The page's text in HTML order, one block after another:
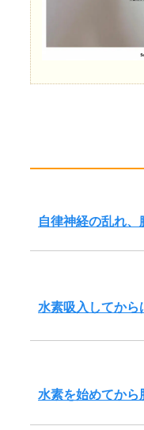
自律神経の乱れ、
水素吸入してか
水素を始めてか